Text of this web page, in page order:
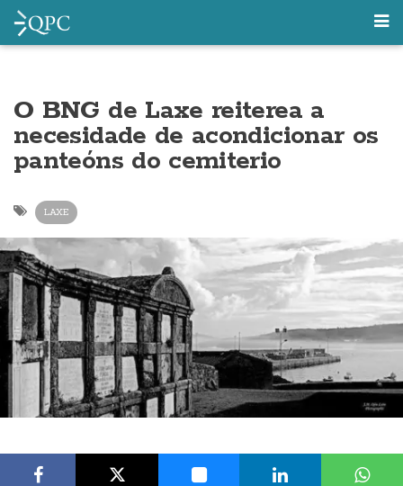
O BNG de Laxe reiterea a
necesidade de acondicionar os
panteóns do cemiterio
LAXE